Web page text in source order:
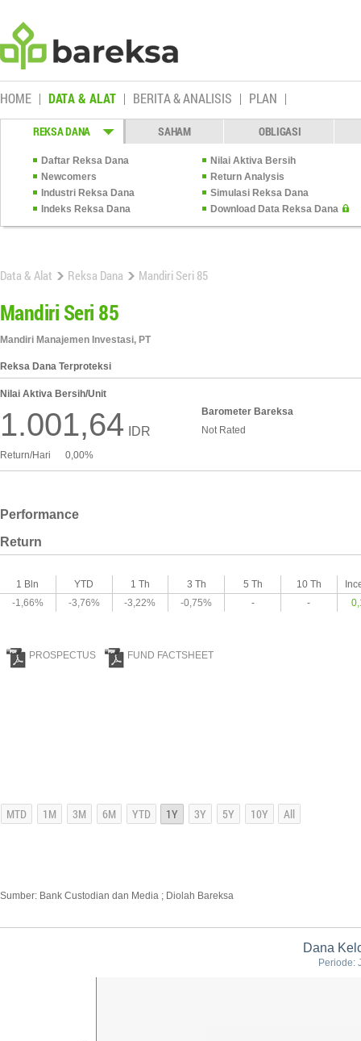
HOME DATA & ALAT BERITA & ANALISIS PLAN
REKSA DANA SAHAM OBLIGASI
Daftar Reksa Dana
Nilai Aktiva Bersih
Newcomers
Return Analysis
Industri Reksa Dana
Simulasi Reksa Dana
Indeks Reksa Dana
Download Data Reksa Dana
Data & Alat Reksa Dana Mandiri Seri 85
Mandiri Seri 85
Mandiri Manajemen Investasi, PT
Reksa Dana Terproteksi
Nilai Aktiva Bersih/Unit
1.001,64 IDR
Barometer Bareksa
Not Rated
Return/Hari 0,00%
Performance
Return
1 Bln YTD 1 Th 3 Th 5 Th 10 Th
-1,66%
-3,76% -3,22% -0,75% - -
PROSPECTUS FUND FACTSHEET
Sumber: Bank Custodian dan Media ; Diolah Bareksa
Dana
Periode: